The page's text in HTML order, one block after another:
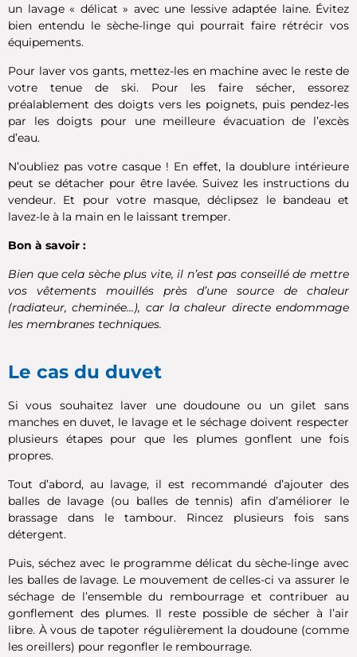
un lavage « délicat » avec une lessive adaptée laine. Évitez
bien entendu le sèche-linge qui pourrait faire rétrécir vos
équipements.
Pour laver vos gants, mettez-les en machine avec le reste de
votre tenue de ski. Pour les faire sécher, essorez
préalablement des doigts vers les poignets, puis pendez-les
par les doigts pour une meilleure évacuation de l’excès
d’eau.
N’oubliez pas votre casque ! En effet, la doublure intérieure
peut se détacher pour être lavée. Suivez les instructions du
vendeur. Et pour votre masque, déclipsez le bandeau et
lavez-le à la main en le laissant tremper.
Bon à savoir :
Bien que cela sèche plus vite, il n’est pas conseillé de mettre
vos vêtements mouillés près d’une source de chaleur
(radiateur, cheminée…), car la chaleur directe endommage
les membranes techniques.
Le cas du duvet
Si vous souhaitez laver une doudoune ou un gilet sans
manches en duvet, le lavage et le séchage doivent respecter
plusieurs étapes pour que les plumes gonflent une fois
propres.
Tout d’abord, au lavage, il est recommandé d’ajouter des
balles de lavage (ou balles de tennis) afin d’améliorer le
brassage dans le tambour. Rincez plusieurs fois sans
détergent.
Puis, séchez avec le programme délicat du sèche-linge avec
les balles de lavage. Le mouvement de celles-ci va assurer le
séchage de l’ensemble du rembourrage et contribuer au
gonflement des plumes. Il reste possible de sécher à l’air
libre. À vous de tapoter régulièrement la doudoune (comme
les oreillers) pour regonfler le rembourrage.